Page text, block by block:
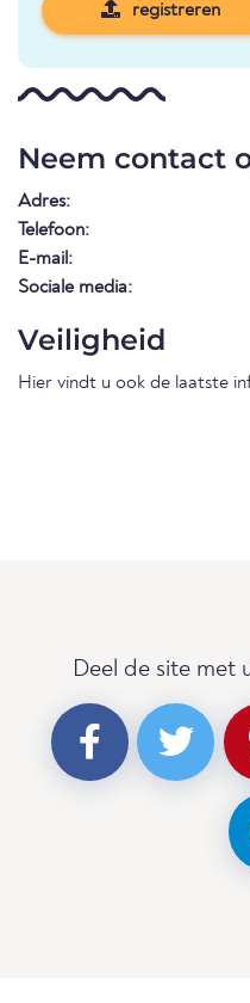
registreren
Neem contact
Adres:
Telefoon:
E-mail:
Sociale media:
Veiligheid
Hier vindt u ook de laatste
Deel de site met